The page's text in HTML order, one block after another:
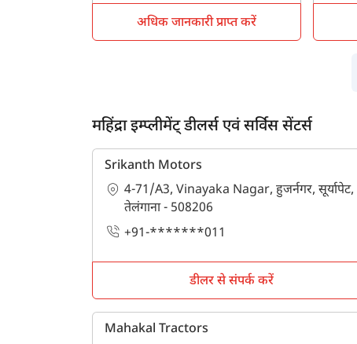
अधिक जानकारी प्राप्त करें
महिंद्रा इम्प्लीमेंट् डीलर्स एवं सर्विस सेंटर्स
Srikanth Motors
4-71/A3, Vinayaka Nagar, हुजर्नगर, सूर्यापेट,
तेलंगाना - 508206
+91-*******011
डीलर से संपर्क करें
Mahakal Tractors